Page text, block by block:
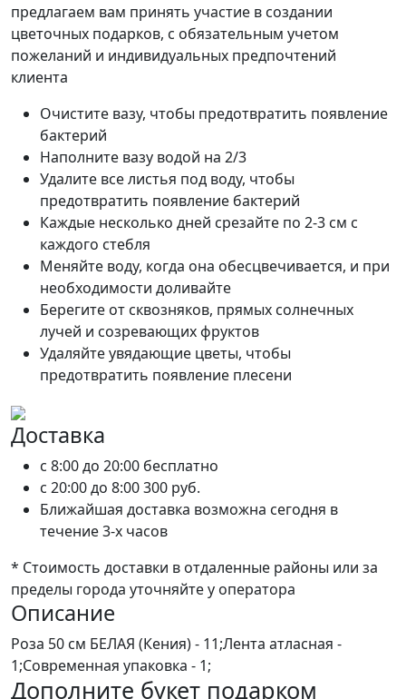
предлагаем вам принять участие в создании
цветочных подарков, с обязательным учетом
пожеланий и индивидуальных предпочтений
клиента
Очистите вазу, чтобы предотвратить появление
бактерий
Наполните вазу водой на 2/3
Удалите все листья под воду, чтобы
предотвратить появление бактерий
Каждые несколько дней срезайте по 2-3 см с
каждого стебля
Меняйте воду, когда она обесцвечивается, и при
необходимости доливайте
Берегите от сквозняков, прямых солнечных
лучей и созревающих фруктов
Удаляйте увядающие цветы, чтобы
предотвратить появление плесени
Доставка
c 8:00 до 20:00 бесплатно
c 20:00 до 8:00300 руб.
Ближайшая доставка возможна сегодня в
течение 3-х часов
* Стоимость доставки в отдаленные районы или за
пределы города уточняйте у оператора
Описание
Роза 50 см БЕЛАЯ (Кения) - 11;Лента атласная -
1;Современная упаковка - 1;
Дополните букет подарком